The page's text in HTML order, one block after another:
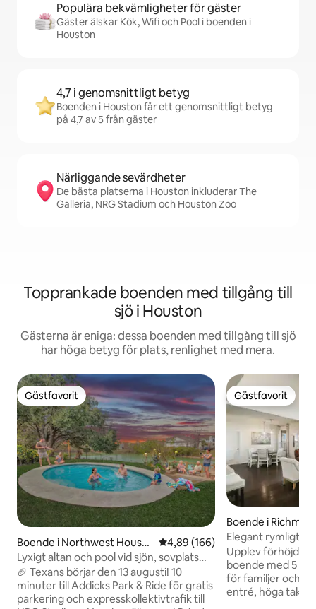
Populära bekvämligheter för gäster
Gäster älskar Kök, Wifi och Pool i boenden i
Houston
4,7 i genomsnittligt betyg
Boenden i Houston får ett genomsnittligt betyg
på 4,7 av 5 från gäster
Närliggande sevärdheter
De bästa platserna i Houston inkluderar The
Galleria, NRG Stadium och Houston Zoo
Topprankade boenden med tillgång till
sjö i Houston
Gästerna är eniga: dessa boenden med tillgång till sjö
har höga betyg för plats, renlighet med mera.
Gästfavorit
Gästfavorit
Boende i Northwest Housto
n
4,89 av 5 i genomsnittligt
4,89 (166)
Lyxigt altan och pool vid sjön, sovplats
för 9 personer, hundar OK
🏈 Texans börjar den 13 augusti! 10
minuter till Addicks Park & Ride för gratis
parkering och expresskollektivtrafik till
Gästfavorit
Gästfavorit
Boende i
Elegant rymligt
vattnet. Bra läge
Houston,
Upplev förhöjd
boende med 5
för familjer och
entré, höga tak